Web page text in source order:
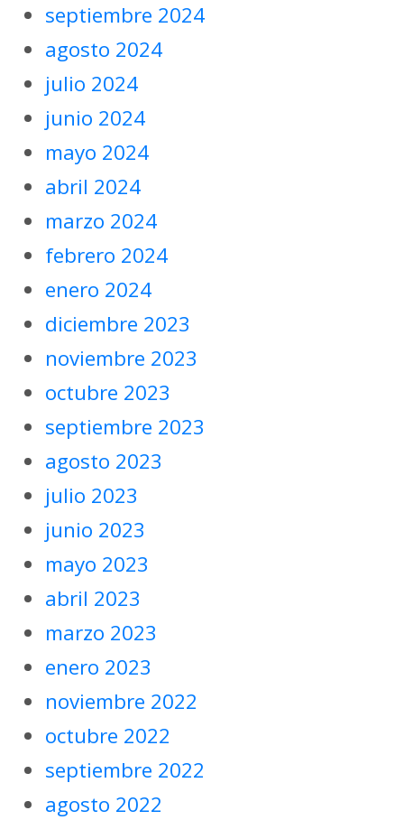
septiembre 2024
agosto 2024
julio 2024
junio 2024
mayo 2024
abril 2024
marzo 2024
febrero 2024
enero 2024
diciembre 2023
noviembre 2023
octubre 2023
septiembre 2023
agosto 2023
julio 2023
junio 2023
mayo 2023
abril 2023
marzo 2023
enero 2023
noviembre 2022
octubre 2022
septiembre 2022
agosto 2022